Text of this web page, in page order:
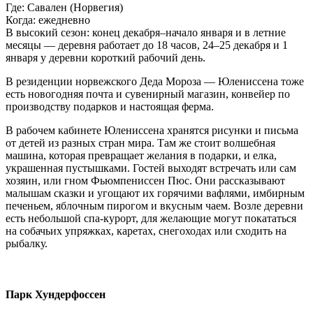
Где: Савален (Норвегия)
Когда: ежедневно
В высокий сезон: конец декабря–начало января и в летние
месяцы — деревня работает до 18 часов, 24–25 декабря и 1
января у деревни короткий рабочий день.
В резиденции норвежского Деда Мороза — Юлениссена тоже
есть новогодняя почта и сувенирный магазин, конвейер по
производству подарков и настоящая ферма.
В рабочем кабинете Юлениссена хранятся рисунки и письма
от детей из разных стран мира. Там же стоит волшебная
машина, которая превращает желания в подарки, и елка,
украшенная пустышками. Гостей выходят встречать или сам
хозяин, или гном Фьюмпениссен Пюс. Они рассказывают
малышам сказки и угощают их горячими вафлями, имбирным
печеньем, яблочным пирогом и вкусным чаем. Возле деревни
есть небольшой спа-курорт, для желающие могут покататься
на собачьих упряжках, каретах, снегоходах или сходить на
рыбалку.
Парк Хундерфоссен